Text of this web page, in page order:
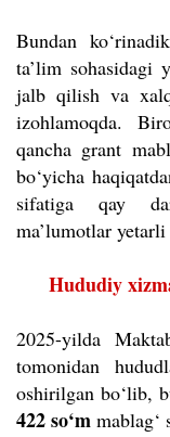
Bundan
ta’lim sohasidagi
jalb qilish va
izohlamoqda.
qancha grant
bo‘yicha
sifatiga qay
ma’lumotlar yetarli
Hududiy
2025-yilda
tomonidan
oshirilgan bo‘lib,
422 so‘m mablag‘